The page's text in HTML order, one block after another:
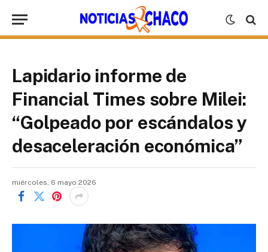
Lapidario informe de
Financial Times sobre Milei:
“Golpeado por escándalos y
desaceleración económica”
miércoles, 6 mayo 2026